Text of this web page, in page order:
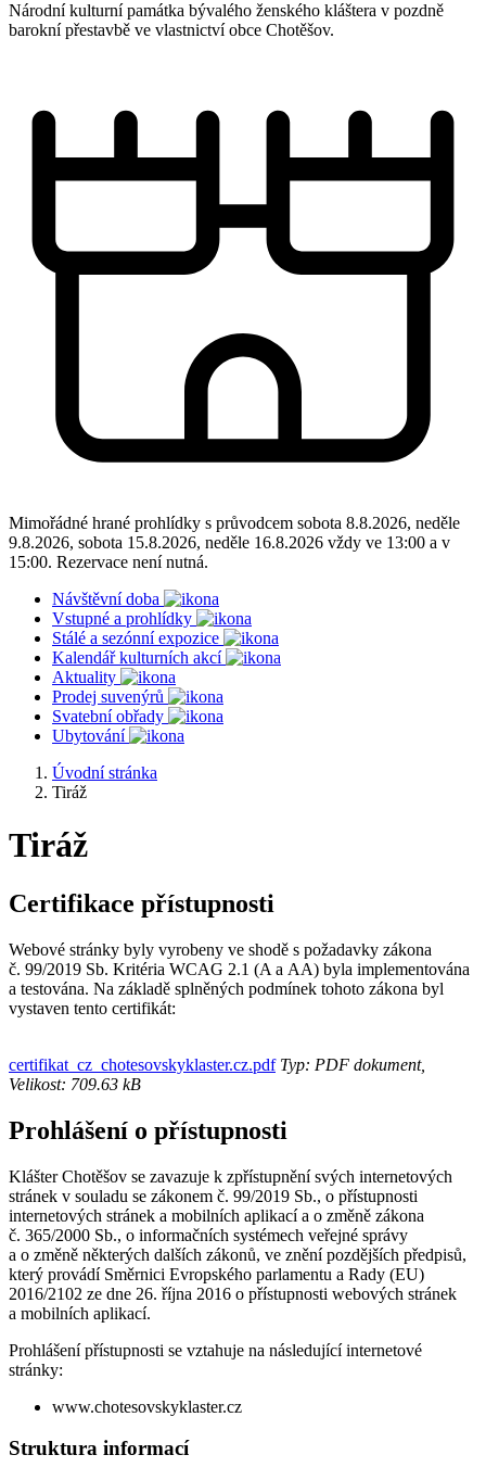
Národní kulturní památka bývalého ženského kláštera v pozdně
barokní přestavbě ve vlastnictví obce Chotěšov.
Mimořádné hrané prohlídky s průvodcem sobota 8.8.2026, neděle
9.8.2026, sobota 15.8.2026, neděle 16.8.2026 vždy ve 13:00 a v
15:00. Rezervace není nutná.
Návštěvní doba
Vstupné a prohlídky
Stálé a sezónní expozice
Kalendář kulturních akcí
Aktuality
Prodej suvenýrů
Svatební obřady
Ubytování
Úvodní stránka
Tiráž
Tiráž
Certifikace přístupnosti
Webové stránky byly vyrobeny ve shodě s požadavky zákona
č. 99/2019 Sb. Kritéria WCAG 2.1 (A a AA) byla implementována
a testována. Na základě splněných podmínek tohoto zákona byl
vystaven tento certifikát:
certifikat_cz_chotesovskyklaster.cz.pdfTyp: PDF dokument,
Velikost: 709.63 kB
Prohlášení o přístupnosti
Klášter Chotěšov se zavazuje k zpřístupnění svých internetových
stránek v souladu se zákonem č. 99/2019 Sb., o přístupnosti
internetových stránek a mobilních aplikací a o změně zákona
č. 365/2000 Sb., o informačních systémech veřejné správy
a o změně některých dalších zákonů, ve znění pozdějších předpisů,
který provádí Směrnici Evropského parlamentu a Rady (EU)
2016/2102 ze dne 26. října 2016 o přístupnosti webových stránek
a mobilních aplikací.
Prohlášení přístupnosti se vztahuje na následující internetové
stránky:
www.chotesovskyklaster.cz
Struktura informací